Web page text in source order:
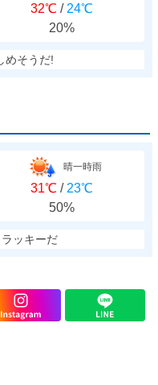
32℃ / 24℃
20%
めそうだ!
晴一時雨
31℃ / 23℃
50%
ッキーだ